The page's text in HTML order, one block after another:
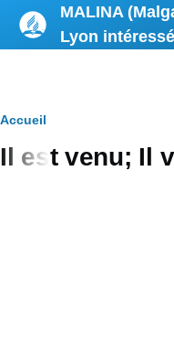
Aller au contenu
MALINA
Lyon
Fil
d'Ariane
Accueil
Il est venu; Il